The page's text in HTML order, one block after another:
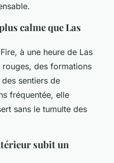
calme que Las
à une heure de Las
des formations
sentiers de
fréquentée, elle
sans le tumulte des
subit un